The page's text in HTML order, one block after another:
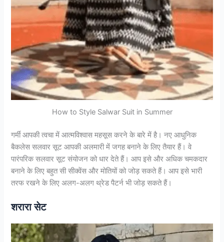
How to Style Salwar Suit in Summer
गर्मी आपकी त्वचा में आत्मविश्वास महसूस करने के बारे में है। नए आधुनिक
बैकलेस सलवार सूट आपकी अलमारी में जगह बनाने के लिए तैयार हैं। वे
पारंपरिक सलवार सूट संयोजन को धार देते हैं। आप इसे और अधिक चमकदार
बनाने के लिए बहुत सी सीक्वेंस और मोतियों को जोड़ सकते हैं। आप इसे भारी
तरफ रखने के लिए अलग-अलग थ्रेड पैटर्न भी जोड़ सकते हैं।
शरारा सेट